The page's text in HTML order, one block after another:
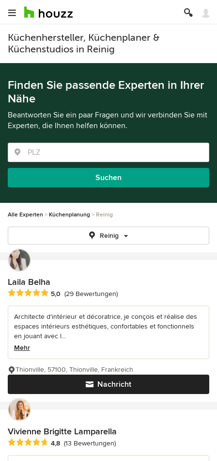
Küchenhersteller, Küchenplaner &
Küchenstudios in Reinig
Finden Sie passende Experten in Ihrer
Nähe
Beantworten Sie ein paar Fragen und wir verbinden Sie mit
Experten, die Ihnen helfen können.
Suchen
Alle Experten Küchenplanung Reinig
Reinig
Laila Belha
Durchschnittliche Bewertung: 5 von 5 Sternen
5,0 (29 Bewertungen)
Architecte d'intérieur et décoratrice, je conçois et réalise des
espaces intérieurs esthétiques, confortables et fonctionnels
en jouant avec l...
Mehr
Nachricht
Thionville, 57100, Thionville, Frankreich
Vivienne Brigitte Lamparella
Durchschnittliche Bewertung: 4.8 von 5 Sternen
4,8 (13 Bewertungen)